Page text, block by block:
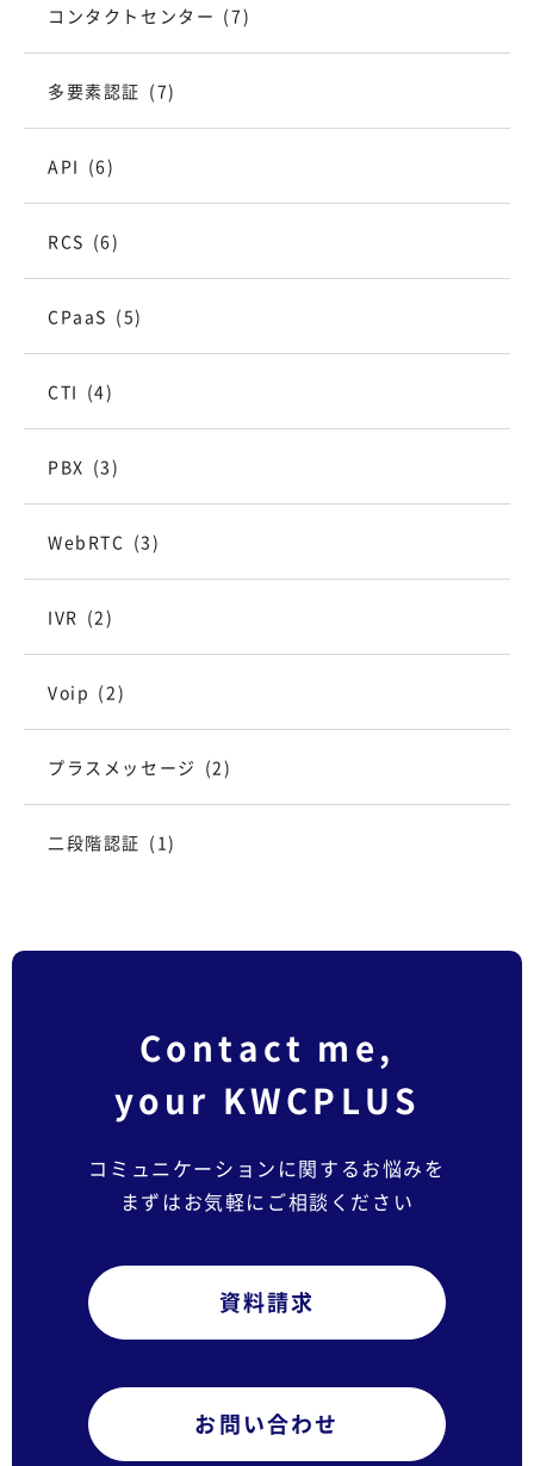
コンタクトセンター (7)
多要素認証 (7)
API (6)
RCS (6)
CPaaS (5)
CTI (4)
PBX (3)
WebRTC (3)
IVR (2)
Voip (2)
プラスメッセージ (2)
二段階認証 (1)
Contact me,
your KWCPLUS
コミュニケーションに関するお悩みを
まずはお気軽にご相談ください
資料請求
お問い合わせ